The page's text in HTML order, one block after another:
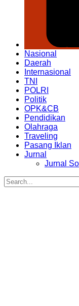
Nasional
Daerah
Internasional
TNI
POLRI
Politik
OPK&CB
Pendidikan
Olahraga
Traveling
Pasang Iklan
Jurnal
Jurnal